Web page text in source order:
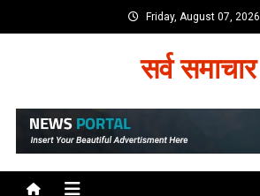
to
Friday, August 07, 2026
सर्व समाचार